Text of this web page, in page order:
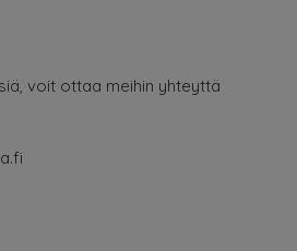
voit ottaa meihin yhteyttä